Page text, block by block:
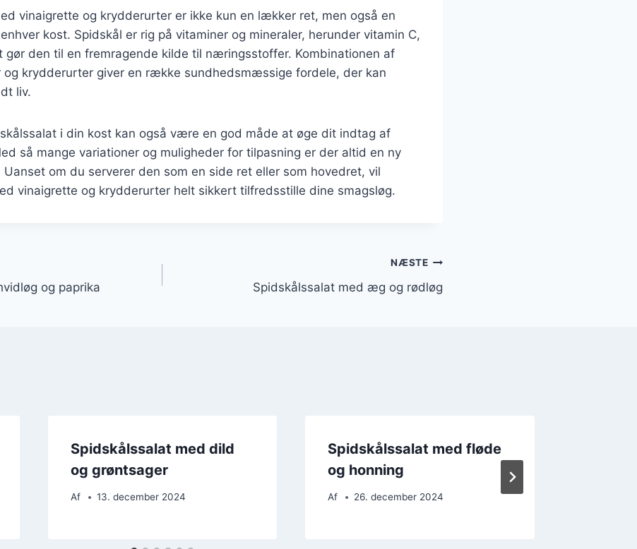
vinaigrette og krydderurter er ikke kun en lækker ret, men også en
kost. Spidskål er rig på vitaminer og mineraler, herunder vitamin C,
gør den til en fremragende kilde til næringsstoffer. Kombinationen af
og krydderurter giver en række sundhedsmæssige fordele, der kan
liv.
i din kost kan også være en god måde at øge dit indtag af
så mange variationer og muligheder for tilpasning er der altid en ny
om du serverer den som en side ret eller som hovedret, vil
vinaigrette og krydderurter helt sikkert tilfredsstille dine smagsløg.
og paprika
NÆSTE
Spidskålssalat med æg og rødløg
Spidskålssalat med dild
og grøntsager
Af 13. december 2024
Spidskålssalat med fløde
og honning
Af 26. december 2024